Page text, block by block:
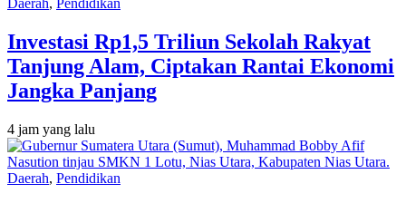
Investasi Rp1,5 Triliun Sekolah Rakyat
Tanjung Alam, Ciptakan Rantai Ekonomi
Jangka Panjang
4 jam yang lalu
Daerah, Pendidikan